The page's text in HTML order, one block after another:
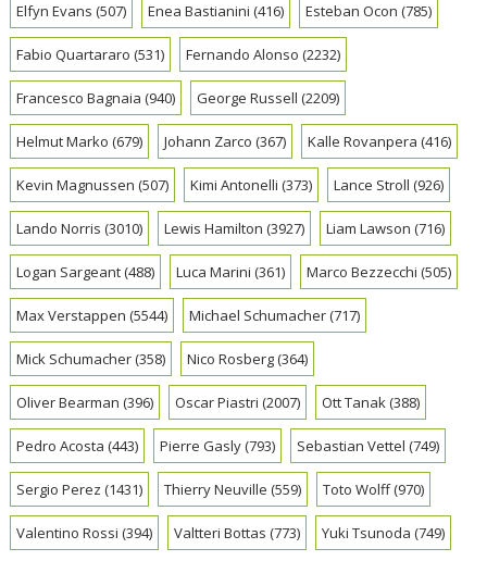
Elfyn Evans (507) Enea Bastianini (416) Esteban Ocon (785)
Fabio Quartararo (531) Fernando Alonso (2232)
Francesco Bagnaia (940) George Russell (2209)
Helmut Marko (679) Johann Zarco (367) Kalle Rovanpera (416)
Kevin Magnussen (507) Kimi Antonelli (373) Lance Stroll (926)
Lando Norris (3010) Lewis Hamilton (3927) Liam Lawson (716)
Logan Sargeant(488) Luca Marini (361) Marco Bezzecchi (505)
Max Verstappen (5544) Michael Schumacher(717)
Mick Schumacher(358) Nico Rosberg(364)
Oliver Bearman (396) Oscar Piastri (2007) Ott Tanak(388)
Pedro Acosta (443) Pierre Gasly(793) Sebastian Vettel (749)
Sergio Perez (1431) Thierry Neuville (559) Toto Wolff(970)
Valentino Rossi (394) Valtteri Bottas (773) Yuki Tsunoda (749)